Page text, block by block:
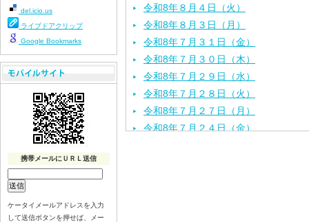
令和8年８月４日（火）
令和8年８月３日（月）
令和8年７月３１日（金）
令和8年７月３０日（木）
令和8年７月２９日（水）
令和8年７月２８日（火）
令和8年７月２７日（月）
令和8年７月２４日（金）
del.icio.us
ライブドアクリップ
Google Bookmarks
携帯メールにＵＲＬ送信
ケータイメールアドレスを入力
して送信ボタンを押せば、メー